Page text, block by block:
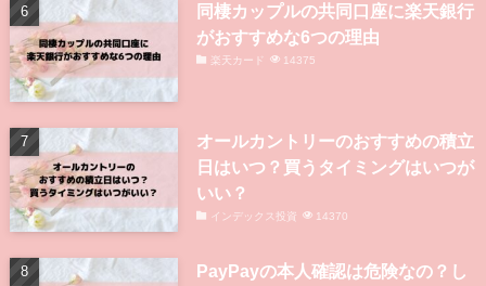
同棲カップルの共同口座に楽天銀行
がおすすめな6つの理由
楽天カード 14375
オールカントリーのおすすめの積立
日はいつ？買うタイミングはいつが
いい？
インデックス投資 14370
PayPayの本人確認は危険なの？し